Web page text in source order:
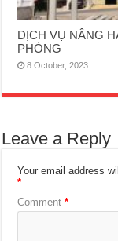
DỊCH VỤ NÂNG
PHÒNG
8 October, 2023
Leave a Reply
Your email address
*
Comment*